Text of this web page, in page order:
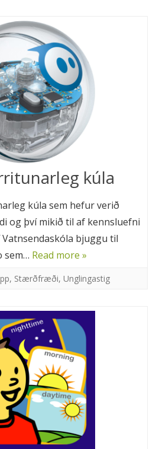
kúla
kúla sem hefur verið
og því mikið til af kennsluefni
bjuggu til
sem… Read more »
, Stærðfræði, Unglingastig